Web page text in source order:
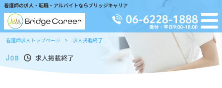
看護師の求人・転職・アルバイトならブリッジキャリア
看護師求人トップページ 求人掲載終了
求人掲載終了